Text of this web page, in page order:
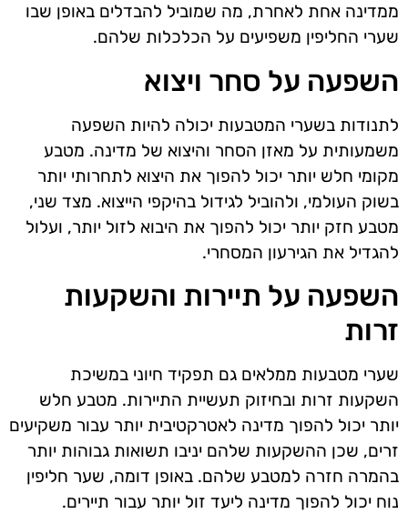
ממדינה אחת לאחרת, מה שמוביל להבדלים באופן שבו
שערי החליפין משפיעים על הכלכלות שלהם.
השפעה על סחר ויצוא
לתנודות בשערי המטבעות יכולה להיות השפעה
משמעותית על מאזן הסחר והיצוא של מדינה. מטבע
מקומי חלש יותר יכול להפוך את היצוא לתחרותי יותר
בשוק העולמי, ולהוביל לגידול בהיקפי הייצוא. מצד שני,
מטבע חזק יותר יכול להפוך את היבוא לזול יותר, ועלול
להגדיל את הגירעון המסחרי.
השפעה על תיירות והשקעות
זרות
שערי מטבעות ממלאים גם תפקיד חיוני במשיכת
השקעות זרות ובחיזוק תעשיית התיירות. מטבע חלש
יותר יכול להפוך מדינה לאטרקטיבית יותר עבור משקיעים
זרים, שכן ההשקעות שלהם יניבו תשואות גבוהות יותר
בהמרה חזרה למטבע שלהם. באופן דומה, שער חליפין
נוח יכול להפוך מדינה ליעד זול יותר עבור תיירים.